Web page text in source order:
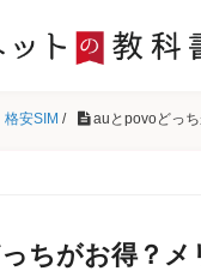
格安SIM / auとpovoどっ
ちがお得？メ